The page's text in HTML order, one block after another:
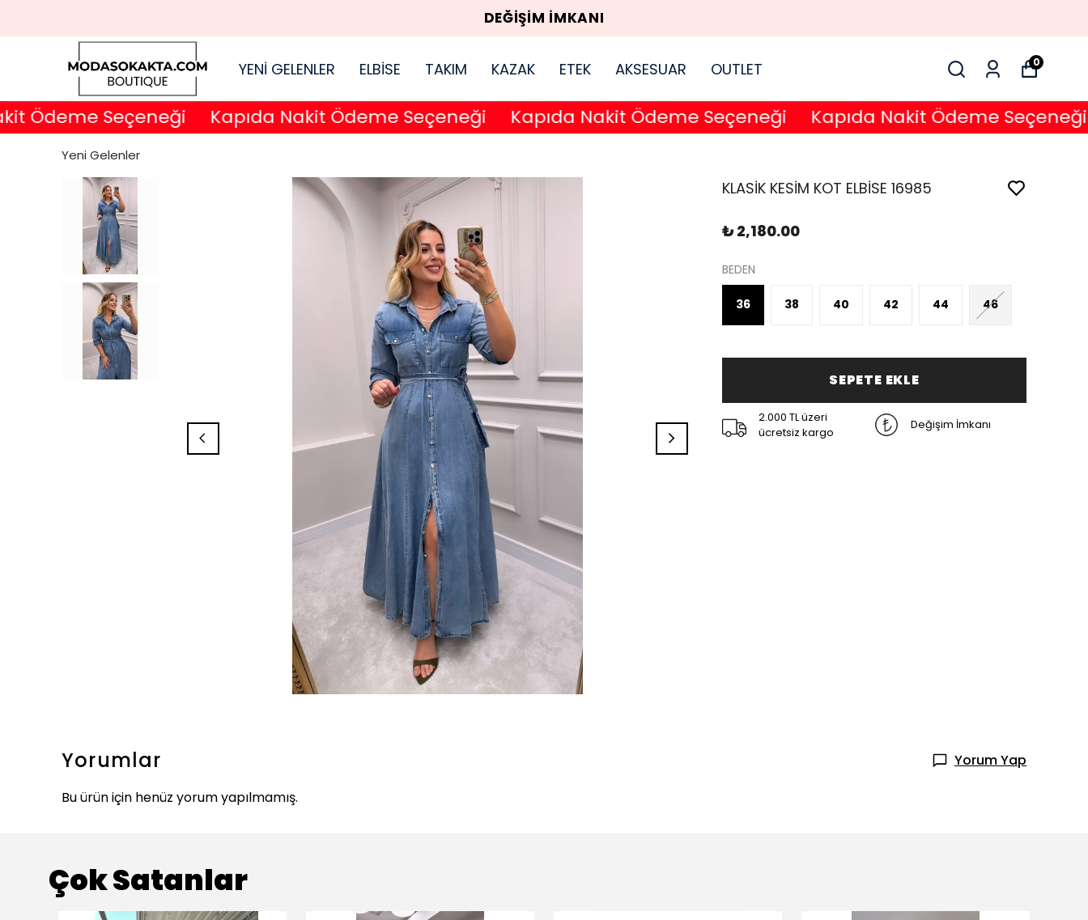
DEĞİŞİM İMKANI
YENİ GELENLER ELBİSE TAKIM KAZAK ETEK AKSESUAR OUTLET 0
Seçeneği Kapıda Nakit Ödeme Seçeneği Kapıda Nakit Ödeme Seçeneği Kapıda Nakit Ödeme Seçeneği
Yeni Gelenler
KLASİK KESİM KOT ELBİSE 16985
₺ 2,180.00
BEDEN
36 38 40 42 44 46
SEPETE EKLE
2.000 TL üzeri
ücretsiz kargo
Değişim İmkanı
Yorumlar
Yorum Yap
Bu ürün için henüz yorum yapılmamış.
Çok Satanlar